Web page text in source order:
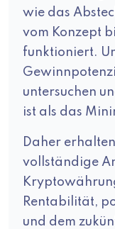
wie das
vom Konzept
funktioniert.
untersuchen
ist als das
Daher
vollständige
Rentabilität,
und dem